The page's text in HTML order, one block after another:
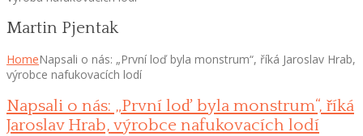
Martin Pjentak
HomeNapsali o nás: „První loď byla monstrum“, říká Jaroslav Hrab,
výrobce nafukovacích lodí
Napsali o nás: „První loď byla monstrum“, říká
Jaroslav Hrab, výrobce nafukovacích lodí